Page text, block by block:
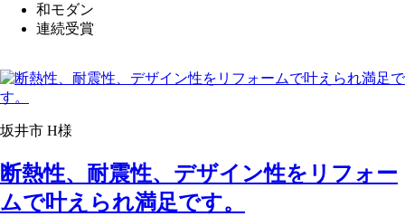
和モダン
連続受賞
坂井市 H様
断熱性、耐震性、デザイン性をリフォー
ムで叶えられ満足です。